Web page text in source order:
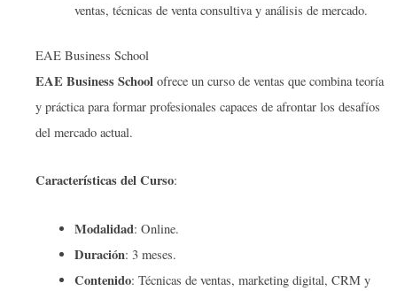
ventas, técnicas de venta consultiva y análisis de mercado.
EAE Business School
EAE Business School ofrece un curso de ventas que combina teoría
y práctica para formar profesionales capaces de afrontar los desafíos
del mercado actual.
Características del Curso:
Modalidad: Online.
Duración: 3 meses.
Contenido: Técnicas de ventas, marketing digital, CRM y